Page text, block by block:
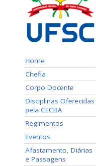
Home
Chefia
Corpo Docente
Disciplinas Oferecidas
pela CECBA
Regimentos
Eventos
Afastamento, Diárias
e Passagens